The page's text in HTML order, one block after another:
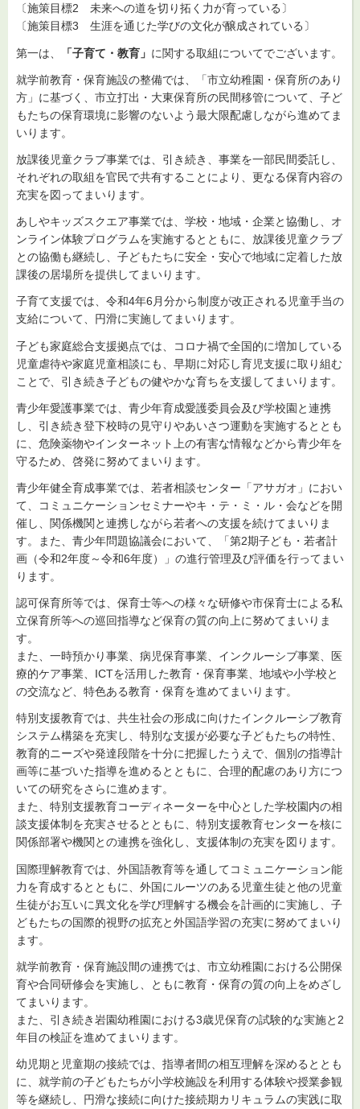
〔施策目標2 未来への道を切り拓く力が育っている〕
〔施策目標3 生涯を通じた学びの文化が醸成されている〕
第一は、 「子育て・教育」 に関する取組についてでございます。
就学前教育・保育施設の整備では、「市立幼稚園・保育所のあり
方」に基づく、市立打出・大東保育所の民間移管について、子ど
もたちの保育環境に影響のないよう最大限配慮しながら進めてま
いります。
放課後児童クラブ事業では、引き続き、事業を一部民間委託し、
それぞれの取組を官民で共有することにより、更なる保育内容の
充実を図ってまいります。
あしやキッズスクエア事業では、学校・地域・企業と協働し、オ
ンライン体験プログラムを実施するとともに、放課後児童クラブ
との協働も継続し、子どもたちに安全・安心で地域に定着した放
課後の居場所を提供してまいります。
子育て支援では、令和4年6月分から制度が改正される児童手当の
支給について、円滑に実施してまいります。
子ども家庭総合支援拠点では、コロナ禍で全国的に増加している
児童虐待や家庭児童相談にも、早期に対応し育児支援に取り組む
ことで、引き続き子どもの健やかな育ちを支援してまいります。
青少年愛護事業では、青少年育成愛護委員会及び学校園と連携
し、引き続き登下校時の見守りやあいさつ運動を実施するととも
に、危険薬物やインターネット上の有害な情報などから青少年を
守るため、啓発に努めてまいります。
青少年健全育成事業では、若者相談センター「アサガオ」におい
て、コミュニケーションセミナーやキ・テ・ミ・ル・会などを開
催し、関係機関と連携しながら若者への支援を続けてまいりま
す。また、青少年問題協議会において、「第2期子ども・若者計
画（令和2年度～令和6年度）」の進行管理及び評価を行ってまい
ります。
認可保育所等では、保育士等への様々な研修や市保育士による私
立保育所等への巡回指導など保育の質の向上に努めてまいりま
す。
また、一時預かり事業、病児保育事業、インクルーシブ事業、医
療的ケア事業、ICTを活用した教育・保育事業、地域や小学校と
の交流など、特色ある教育・保育を進めてまいります。
特別支援教育では、共生社会の形成に向けたインクルーシブ教育
システム構築を充実し、特別な支援が必要な子どもたちの特性、
教育的ニーズや発達段階を十分に把握したうえで、個別の指導計
画等に基づいた指導を進めるとともに、合理的配慮のあり方につ
いての研究をさらに進めます。
また、特別支援教育コーディネーターを中心とした学校園内の相
談支援体制を充実させるとともに、特別支援教育センターを核に
関係部署や機関との連携を強化し、支援体制の充実を図ります。
国際理解教育では、外国語教育等を通してコミュニケーション能
力を育成するとともに、外国にルーツのある児童生徒と他の児童
生徒がお互いに異文化を学び理解する機会を計画的に実施し、子
どもたちの国際的視野の拡充と外国語学習の充実に努めてまいり
ます。
就学前教育・保育施設間の連携では、市立幼稚園における公開保
育や合同研修会を実施し、ともに教育・保育の質の向上をめざし
てまいります。
また、引き続き岩園幼稚園における3歳児保育の試験的な実施と2
年目の検証を進めてまいります。
幼児期と児童期の接続では、指導者間の相互理解を深めるととも
に、就学前の子どもたちが小学校施設を利用する体験や授業参観
等を継続し、円滑な接続に向けた接続期カリキュラムの実践に取